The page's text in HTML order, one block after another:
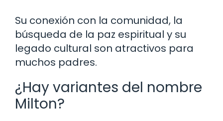
Su conexión con la comunidad, la
búsqueda de la paz espiritual y su
legado cultural son atractivos para
muchos padres.
¿Hay variantes del nombre
Milton?